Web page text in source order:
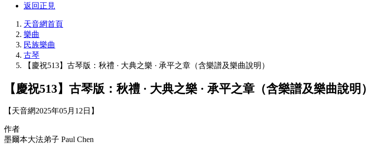
返回正見
天音網首頁
樂曲
民族樂曲
古琴
【慶祝513】古琴版：秋禮 · 大典之樂 · 承平之章（含樂譜及樂曲說明）
【慶祝513】古琴版：秋禮 · 大典之樂 · 承平之章（含樂譜及樂曲說明）
【天音網2025年05月12日】
作者
墨爾本大法弟子 Paul Chen